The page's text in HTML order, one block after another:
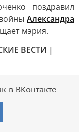
поздравил
Александра
мэрия.
ВЕСТИ |
в ВКонтакте